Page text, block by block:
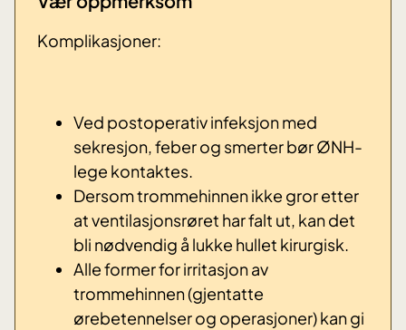
Komplikasjoner:
Ved postoperativ infeksjon med
sekresjon, feber og smerter bør ØNH-
lege kontaktes.
Dersom trommehinnen ikke gror etter
at ventilasjonsrøret har falt ut, kan det
bli nødvendig å lukke hullet kirurgisk.
Alle former for irritasjon av
trommehinnen (gjentatte
ørebetennelser og operasjoner) kan gi